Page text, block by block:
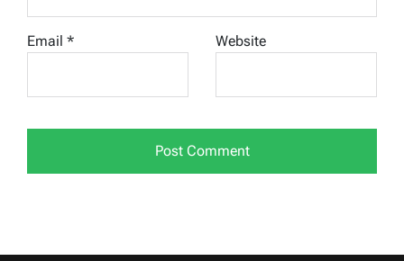
Email * Website